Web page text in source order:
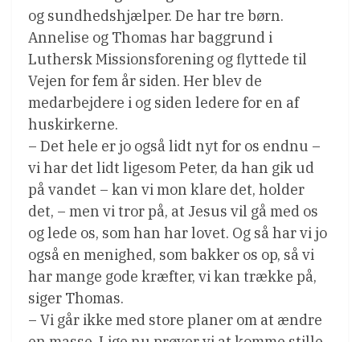
og sundhedshjælper. De har tre børn.
Annelise og Thomas har baggrund i
Luthersk Missionsforening og flyttede til
Vejen for fem år siden. Her blev de
medarbejdere i og siden ledere for en af
huskirkerne.
– Det hele er jo også lidt nyt for os endnu –
vi har det lidt ligesom Peter, da han gik ud
på vandet – kan vi mon klare det, holder
det, – men vi tror på, at Jesus vil gå med os
og lede os, som han har lovet. Og så har vi jo
også en menighed, som bakker os op, så vi
har mange gode kræfter, vi kan trække på,
siger Thomas.
– Vi går ikke med store planer om at ændre